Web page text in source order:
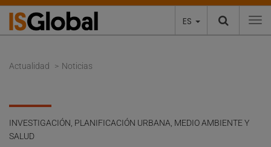
ES
Actualidad Noticias
INVESTIGACIÓN PLANIFICACIÓN URBANA, MEDIO AMBIENTE Y
SALUD